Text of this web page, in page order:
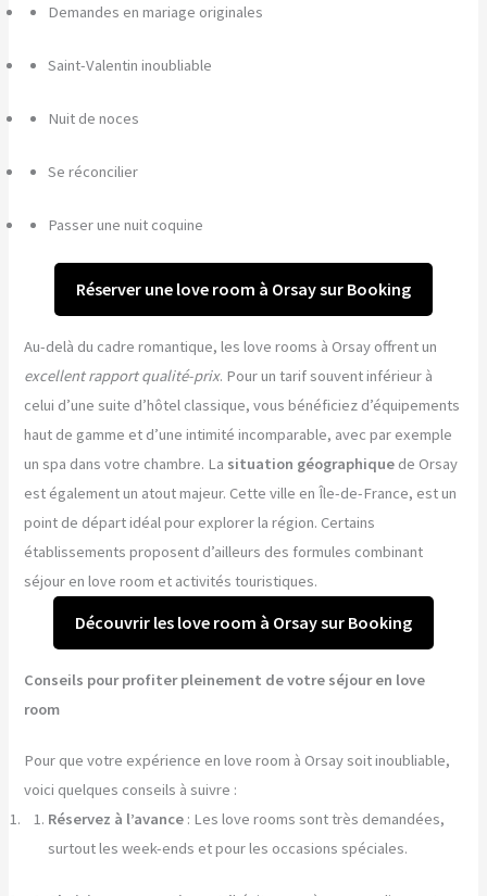
Demandes en mariage originales
Saint-Valentin inoubliable
Nuit de noces
Se réconcilier
Passer une nuit coquine
Réserver une love room à Orsay sur Booking
Au-delà du cadre romantique, les love rooms à Orsay offrent un
excellent rapport qualité-prix. Pour un tarif souvent inférieur à
celui d’une suite d’hôtel classique, vous bénéficiez d’équipements
haut de gamme et d’une intimité incomparable, avec par exemple
un spa dans votre chambre. La situation géographique de Orsay
est également un atout majeur. Cette ville en Île-de-France, est un
point de départ idéal pour explorer la région. Certains
établissements proposent d’ailleurs des formules combinant
séjour en love room et activités touristiques.
Découvrir les love room à Orsay sur Booking
Conseils pour profiter pleinement de votre séjour en love
room
Pour que votre expérience en love room à Orsay soit inoubliable,
voici quelques conseils à suivre :
Réservez à l’avance : Les love rooms sont très demandées,
surtout les week-ends et pour les occasions spéciales.